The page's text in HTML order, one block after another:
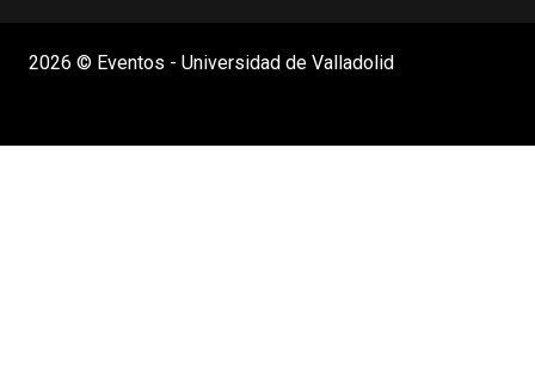
2026 © Eventos - Universidad de Valladolid